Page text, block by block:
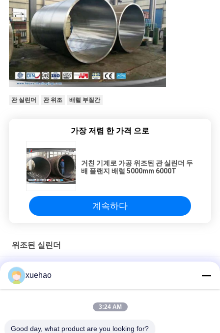
관 실린더 관 위조 배럴 부질간
가장 저렴 한 가격 으로
거친 기계로 가공 위조된 관 실린더 두
배 플랜지 배럴 5000mm 6000T
계속하다
위조된 실린더
ASTM DIN GB 표준 위조 4140 42 CrMo4 45 오일 실린더 수압 실
린더xuehao
3:24 AM
Good day, what product are you looking for?